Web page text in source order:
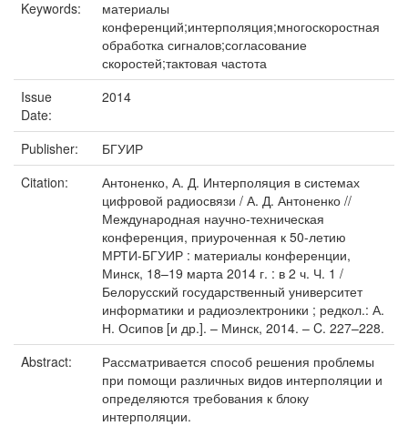
Keywords:
материалы
конференций;интерполяция;многоскоростная
обработка сигналов;согласование
скоростей;тактовая частота
Issue
Date:
2014
Publisher:
БГУИР
Citation:
Антоненко, А. Д. Интерполяция в системах
цифровой радиосвязи / А. Д. Антоненко //
Международная научно-техническая
конференция, приуроченная к 50-летию
МРТИ-БГУИР : материалы конференции,
Минск, 18–19 марта 2014 г. : в 2 ч. Ч. 1 /
Белорусский государственный университет
информатики и радиоэлектроники ; редкол.: А.
Н. Осипов [и др.]. – Минск, 2014. – C. 227–228.
Abstract:
Рассматривается способ решения проблемы
при помощи различных видов интерполяции и
определяются требования к блоку
интерполяции.